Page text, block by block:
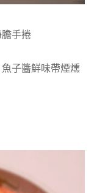
手捲
子醬鮮味帶煙燻